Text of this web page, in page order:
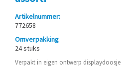
Artikelnummer:
772658
Omverpakking
24 stuks
Verpakt in eigen ontwerp displaydoosje